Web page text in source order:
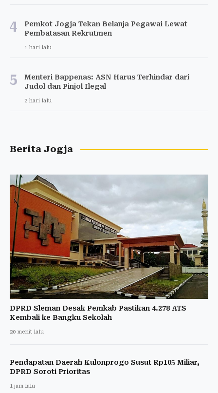
4
Pemkot Jogja Tekan Belanja Pegawai Lewat
Pembatasan Rekrutmen
1 hari lalu
5
Menteri Bappenas: ASN Harus Terhindar dari
Judol dan Pinjol Ilegal
2 hari lalu
Berita Jogja
DPRD Sleman Desak Pemkab Pastikan 4.278 ATS
Kembali ke Bangku Sekolah
20 menit lalu
Pendapatan Daerah Kulonprogo Susut Rp105 Miliar,
DPRD Soroti Prioritas
1 jam lalu